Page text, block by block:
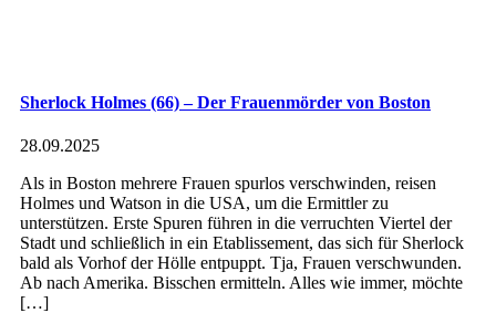
Sherlock Holmes (66) – Der Frauenmörder von Boston
28.09.2025
Als in Boston mehrere Frauen spurlos verschwinden, reisen
Holmes und Watson in die USA, um die Ermittler zu
unterstützen. Erste Spuren führen in die verruchten Viertel der
Stadt und schließlich in ein Etablissement, das sich für Sherlock
bald als Vorhof der Hölle entpuppt. Tja, Frauen verschwunden.
Ab nach Amerika. Bisschen ermitteln. Alles wie immer, möchte
[…]